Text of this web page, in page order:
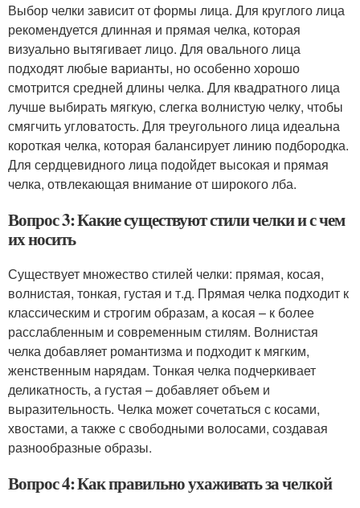
Выбор челки зависит от формы лица. Для круглого лица
рекомендуется длинная и прямая челка, которая
визуально вытягивает лицо. Для овального лица
подходят любые варианты, но особенно хорошо
смотрится средней длины челка. Для квадратного лица
лучше выбирать мягкую, слегка волнистую челку, чтобы
смягчить угловатость. Для треугольного лица идеальна
короткая челка, которая балансирует линию подбородка.
Для сердцевидного лица подойдет высокая и прямая
челка, отвлекающая внимание от широкого лба.
Вопрос 3: Какие существуют стили челки и с чем
их носить
Существует множество стилей челки: прямая, косая,
волнистая, тонкая, густая и т.д. Прямая челка подходит к
классическим и строгим образам, а косая – к более
расслабленным и современным стилям. Волнистая
челка добавляет романтизма и подходит к мягким,
женственным нарядам. Тонкая челка подчеркивает
деликатность, а густая – добавляет объем и
выразительность. Челка может сочетаться с косами,
хвостами, а также с свободными волосами, создавая
разнообразные образы.
Вопрос 4: Как правильно ухаживать за челкой